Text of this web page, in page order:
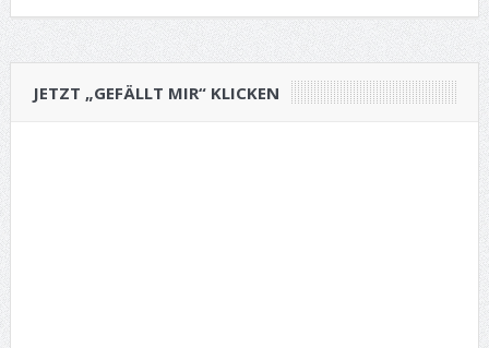
JETZT „GEFÄLLT MIR“ KLICKEN